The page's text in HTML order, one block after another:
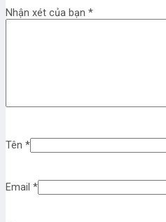
Nhận xét của bạn *
Tên *
Email *